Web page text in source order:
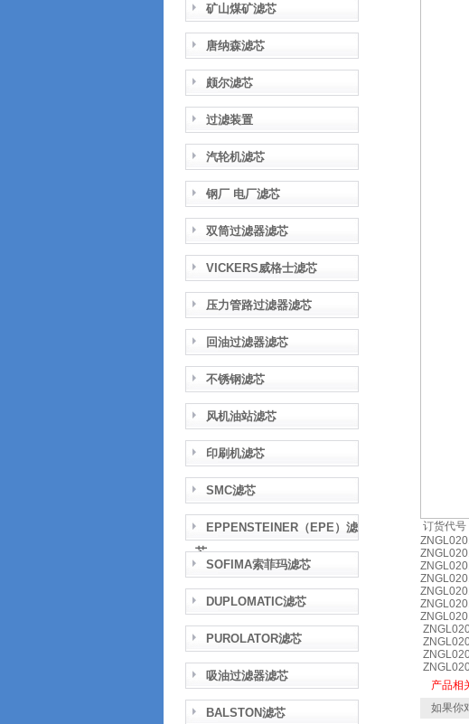
矿山煤矿滤芯
唐纳森滤芯
颇尔滤芯
过滤装置
汽轮机滤芯
钢厂 电厂滤芯
双筒过滤器滤芯
VICKERS威格士滤芯
压力管路过滤器滤芯
回油过滤器滤芯
不锈钢滤芯
风机油站滤芯
印刷机滤芯
SMC滤芯
EPPENSTEINER（EPE）滤
芯
SOFIMA索菲玛滤芯
DUPLOMATIC滤芯
PUROLATOR滤芯
吸油过滤器滤芯
BALSTON滤芯
订货代号
产品相
如果你